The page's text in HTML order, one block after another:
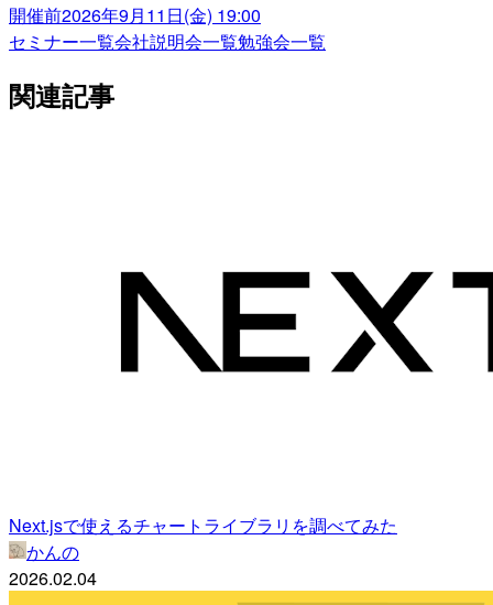
開催前2026年9月11日(金) 19:00
セミナー一覧会社説明会一覧勉強会一覧
関連記事
Next.jsで使えるチャートライブラリを調べてみた
かんの
2026.02.04